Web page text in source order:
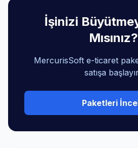
İşinizi
Mısınız?
MercurisSoft e-ticaret
satışa
Paketleri